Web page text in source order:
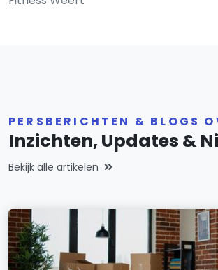
PERSBERICHTEN & BLOGS
Inzichten, Updates &
Bekijk alle artikelen